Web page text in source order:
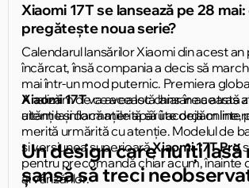
Xiaomi 17T se lansează pe 28
pregătește noua serie?
Calendarul lansărilor Xiaomi din acest
încărcat, însă compania a decis să
mai într-un mod puternic. Premiera
Xiaomi 17Tva avea loc chiar în această
uităm la informațiile apărute deja online,
merită urmărită cu atenție. Modelul de
și versiunea superioarăXiaomi 17T Pro
pentru precomandă chiar acum, înainte
al vânzărilor.
Analizăm de ce această lansare a atras
atenție și dacă merită să îi acordăm
Un design care nu îți lasă
șansă să treci